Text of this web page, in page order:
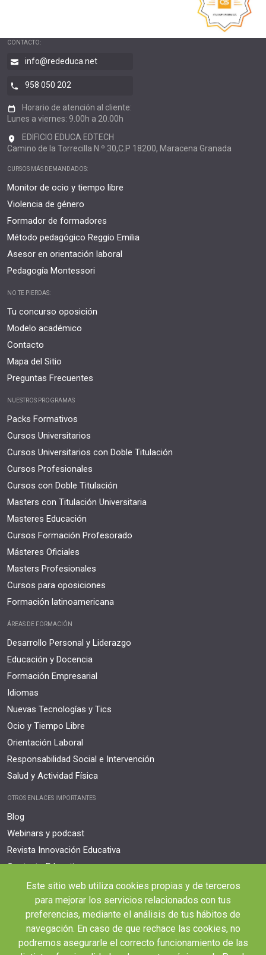
CONTACTO:
info@rededuca.net
958 050 202
Horario de atención al cliente:
Lunes a viernes: 9.00h a 20.00h
EDIFICIO EDUCA EDTECH
Camino de la Torrecilla N.º 30,C.P 18200, Maracena Granada
CURSOS MÁS DEMANDADOS:
Monitor de ocio y tiempo libre
Violencia de género
Formador de formadores
Método pedagógico Reggio Emilia
Asesor en orientación laboral
Pedagogía Montessori
NO TE PIERDAS:
Tu concurso oposición
Modelo académico
Contacto
Mapa del Sitio
Preguntas Frecuentes
NUESTROS PROGRAMAS
Packs Formativos
Cursos Universitarios
Cursos Universitarios con Doble Titulación
Cursos Profesionales
Cursos con Doble Titulación
Masters con Titulación Universitaria
Masteres Educación
Cursos Formación Profesorado
Másteres Oficiales
Masters Profesionales
Cursos para oposiciones
Formación latinoamericana
ÁREAS DE FORMACIÓN
Desarrollo Personal y Liderazgo
Educación y Docencia
Formación Empresarial
Idiomas
Nuevas Tecnologías y Tics
Ocio y Tiempo Libre
Orientación Laboral
Responsabilidad Social e Intervención
Salud y Actividad Física
OTROS ENLACES IMPORTANTES
Blog
Webinars y podcast
Revista Innovación Educativa
Contexto Educativo
Desistir contrato aquí
Tienes 14 días desde tu matriculación para cancelar sin coste y recibir el
reembolso completo.
Este sitio web utiliza cookies propias y de terceros
para mejorar los servicios relacionados con tus
preferencias, mediante el análisis de tus hábitos de
navegación. En caso de que rechace las cookies, no
podremos asegurarle el correcto funcionamiento de las